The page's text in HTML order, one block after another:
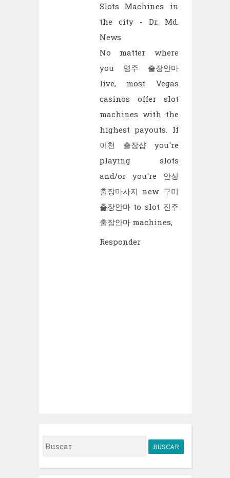
Slots Machines in
the city - Dr. Md.
News
No matter where
you 영주 출장안마
live, most Vegas
casinos offer slot
machines with the
highest payouts. If
이천 출장샵you're
playing slots
and/or you're 안성
출장마사지 new 구미
출장안마to slot 진주
출장안마machines,
Responder
B
u